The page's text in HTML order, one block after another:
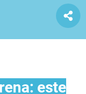
este